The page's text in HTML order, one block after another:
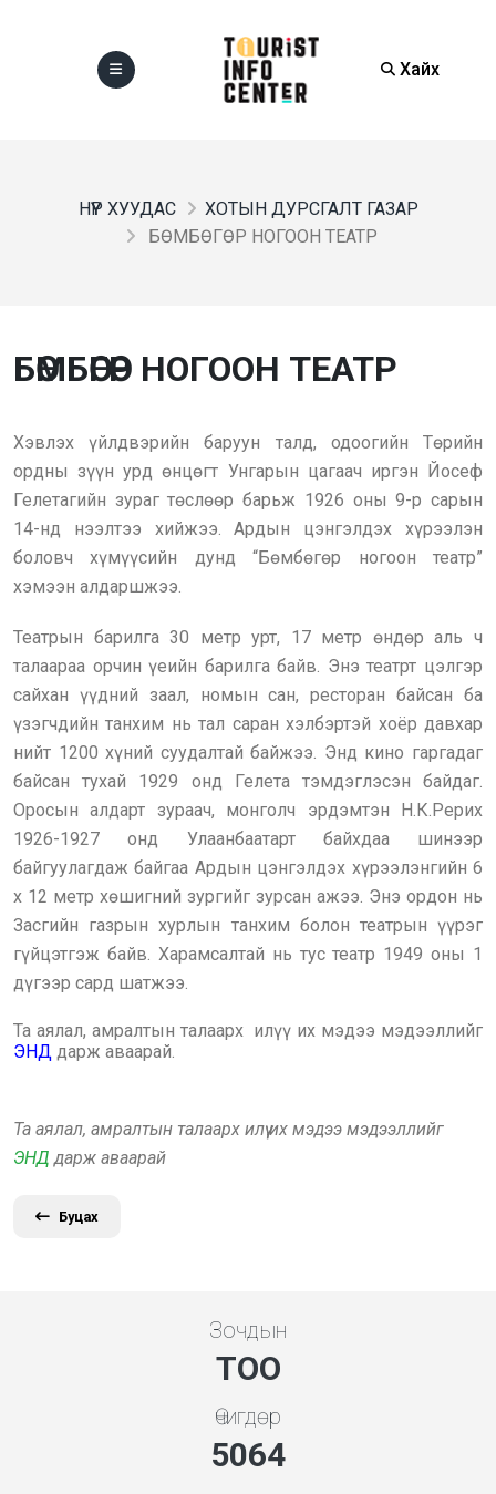
Хайх
НҮҮР ХУУДАС
ХОТЫН ДУРСГАЛТ ГАЗАР
БӨМБӨГӨР НОГООН ТЕАТР
БӨМБӨГӨР НОГООН ТЕАТР
Хэвлэх үйлдвэрийн баруун талд, одоогийн Төрийн
ордны зүүн урд өнцөгт Унгарын цагаач иргэн Йосеф
Гелетагийн зураг төслөөр барьж 1926 оны 9-р сарын
14-нд нээлтээ хийжээ. Ардын цэнгэлдэх хүрээлэн
боловч хүмүүсийн дунд “Бөмбөгөр ногоон театр”
хэмээн алдаршжээ.
Театрын барилга 30 метр урт, 17 метр өндөр аль ч
талаараа орчин үеийн барилга байв. Энэ театрт цэлгэр
сайхан үүдний заал, номын сан, ресторан байсан ба
үзэгчдийн танхим нь тал саран хэлбэртэй хоёр давхар
нийт 1200 хүний суудалтай байжээ. Энд кино гаргадаг
байсан тухай 1929 онд Гелета тэмдэглэсэн байдаг.
Оросын алдарт зураач, монголч эрдэмтэн Н.К.Рерих
1926-1927 онд Улаанбаатарт байхдаа шинээр
байгуулагдаж байгаа Ардын цэнгэлдэх хүрээлэнгийн 6
х 12 метр хөшигний зургийг зурсан ажээ. Энэ ордон нь
Засгийн газрын хурлын танхим болон театрын үүрэг
гүйцэтгэж байв. Харамсалтай нь тус театр 1949 оны 1
дүгээр сард шатжээ.
Та аялал, амралтын талаарх илүү их мэдээ мэдээллийг
ЭНД дарж аваарай.
Та аялал, амралтын талаарх илүү их мэдээ мэдээллийг
ЭНД дарж аваарай
Буцах
Зочдын
ТОО
Өчигдөр
5453